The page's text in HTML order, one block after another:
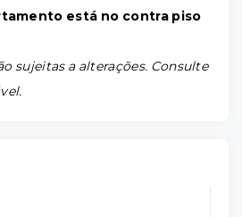
está no contra piso
sujeitas a alterações. Consulte